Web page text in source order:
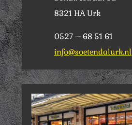
8321 HA Urk
0527 – 68 51 61
info@soetendalurk.nl